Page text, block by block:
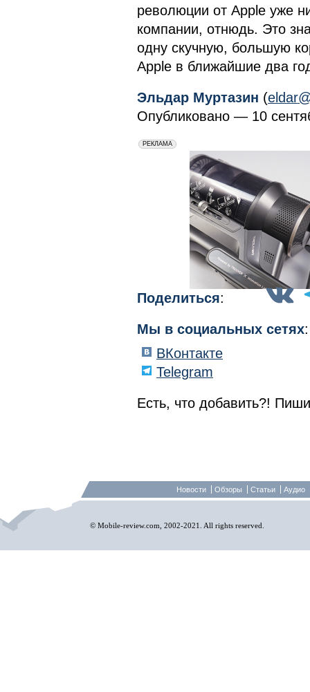
революции от Apple уже
компании, отнюдь. Это
одну скучную, большую
Apple в ближайшие два
Эльдар Муртазин (
Опубликовано — 10
erid: 2VfnxxmNzs5
РЕКЛАМА
Поделиться:
Мы в социальных сетях:
ВКонтакте
Telegram
Есть, что добавить?!
Новости Обзоры Статьи Аудио
© Mobile-review.com, 2002-2021. All rights reserved.